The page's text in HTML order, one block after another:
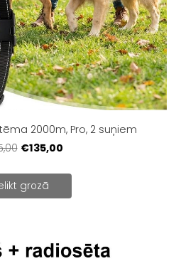
2000m, Pro, 2 suņiem
€135,00
grozā